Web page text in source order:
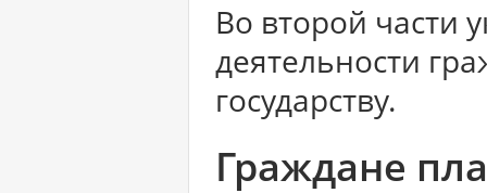
Во второй части
деятельности
государству.
Граждане